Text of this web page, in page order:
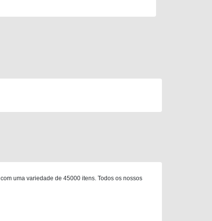
uma variedade de 45000 itens. Todos os nossos